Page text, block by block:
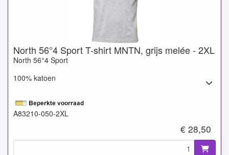
North 56°4 Sport T-shirt MNTN, grijs melée - 2XL
North 56°4 Sport
100% katoen
A83210-050-2XL
€ 28,50